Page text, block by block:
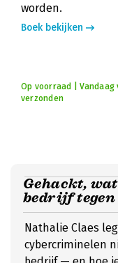
worden.
Boek bekijken
Op voorraad |
verzonden
Gehackt,
bedrijf
Nathalie Claes
cybercriminelen